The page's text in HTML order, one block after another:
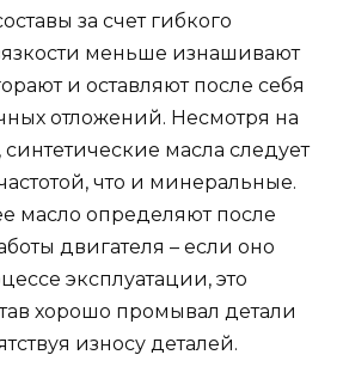
за счет гибкого
меньше изнашивают
и оставляют после себя
отложений. Несмотря на
синтетические масла следует
что и минеральные.
масло определяют после
двигателя – если оно
эксплуатации, это
хорошо промывал детали
износу деталей.